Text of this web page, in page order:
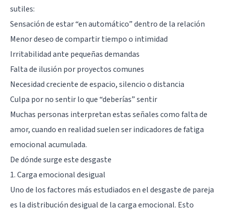
sutiles:
Sensación de estar “en automático” dentro de la relación
Menor deseo de compartir tiempo o intimidad
Irritabilidad ante pequeñas demandas
Falta de ilusión por proyectos comunes
Necesidad creciente de espacio, silencio o distancia
Culpa por no sentir lo que “deberías” sentir
Muchas personas interpretan estas señales como falta de
amor, cuando en realidad suelen ser indicadores de fatiga
emocional acumulada.
De dónde surge este desgaste
1. Carga emocional desigual
Uno de los factores más estudiados en el desgaste de pareja
es la distribución desigual de la carga emocional. Esto